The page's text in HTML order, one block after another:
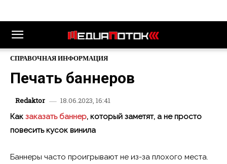
СПРАВОЧНАЯ ИНФОРМАЦИЯ
Печать баннеров
Redaktor
18.06.2023, 16:41
Как заказать баннер, который заметят, а не просто
повесить кусок винила
Баннеры часто проигрывают не из-за плохого места.